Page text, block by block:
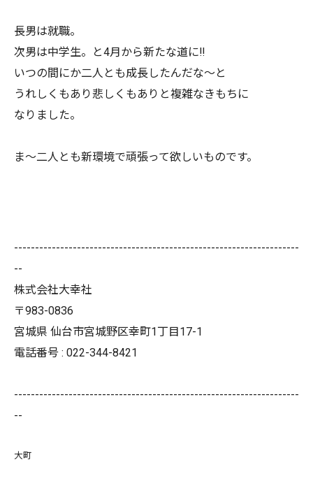
長男は就職。
次男は中学生。と4月から新たな道に‼
いつの間にか二人とも成長したんだな～と
うれしくもあり悲しくもありと複雑なきもちに
なりました。
ま～二人とも新環境で頑張って欲しいものです。
--------------------------------------------------------------------
--
株式会社大幸社
〒983-0836
宮城県 仙台市宮城野区幸町1丁目17-1
電話番号 : 022-344-8421
--------------------------------------------------------------------
--
大町